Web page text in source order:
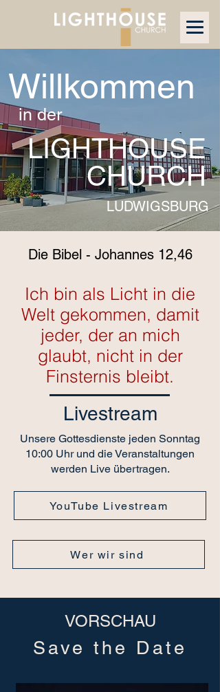
Willkommen
in der
LIGHTHOUSE
CHURCH
LUDWIGSBURG
Die Bibel - Johannes 12,46
Ich bin als Licht in die
Welt gekommen, damit
jeder, der an mich
glaubt, nicht in der
Finsternis bleibt.
Livestream
Unsere Gottesdienste jeden Sonntag
10:00 Uhr und die Veranstaltungen
werden Live übertragen.
YouTube Livestream
Wer wir sind
VORSCHAU
Save the Date